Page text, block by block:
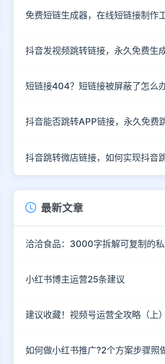
免费短链生成器，在线短链接制作
抖音发视频跳转链接，永久免费生
短链接404？短链接被屏蔽了怎么办
抖音能否跳转APP链接，永久免费
抖音跳转微店链接，如何实现抖音
最新文章
洽洽食品：3000字拆解可复制的
小红书博主运营25条建议
建议收藏！视频号运营全攻略（上）
如何做小红书推广?2个方案步骤照